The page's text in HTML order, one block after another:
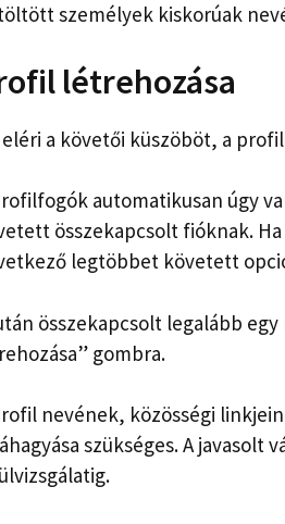
személyek kiskorúak
létrehozása
eléri a követői küszöböt, a
automatikusan úgy
összekapcsolt fióknak.
legtöbbet követett
összekapcsolt legalább
gombra.
nevének, közösségi
szükséges. A